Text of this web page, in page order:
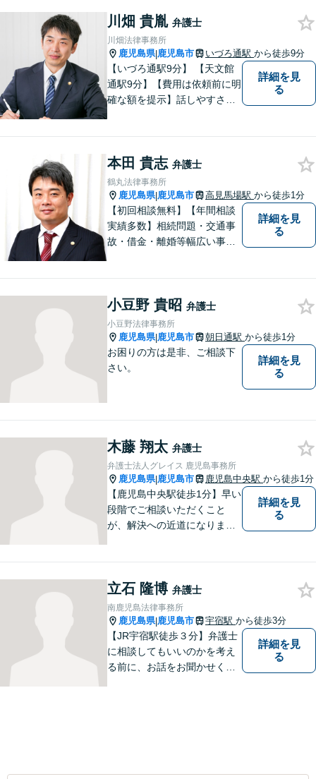
て、確かな経験にもとづき、
幅広い分野の法的トラブルへ
の対応が可能です。
川畑 貴胤 弁護士
川畑法律事務所
鹿児島県|鹿児島市 いづろ通駅 から徒歩9分
【いづろ通駅9分】 【天文館
通駅9分】【費用は依頼前に明
確な額を提示】話しやすさを
で、お悩みの解決に向けて丁
寧にアドバイスしていきま
す。
詳細を見
る
本田 貴志 弁護士
鶴丸法律事務所
鹿児島県|鹿児島市 高見馬場駅 から徒歩1分
【初回相談無料】【年間相談
実績多数】相続問題・交通事
故・借金・離婚等幅広い事件
す。困ったらすぐにご相談く
ださい。
詳細を見
る
小豆野 貴昭 弁護士
小豆野法律事務所
鹿児島県|鹿児島市 朝日通駅 から徒歩1分
お困りの方は是非、ご相談下
さい。
詳細を見
る
木藤 翔太 弁護士
弁護士法人グレイス 鹿児島事務所
鹿児島県|鹿児島市 鹿児島中央駅 から徒歩1分
【鹿児島中央駅徒歩1分】早い
段階でご相談いただくこと
が、解決への近道になりま
なご相談でも、どうぞお気軽
にお声がけください。【初回
相談無料】【電話・WEB面談
可】
詳細を見
る
立石 隆博 弁護士
南鹿児島法律事務所
鹿児島県|鹿児島市 宇宿駅 から徒歩3分
【JR宇宿駅徒歩３分】弁護士
に相談してもいいのかを考え
る前に、お話をお聞かせくだ
詳細を見
る